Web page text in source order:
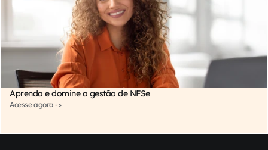
Aprenda e domine a gestão de NFSe
Acesse agora ->